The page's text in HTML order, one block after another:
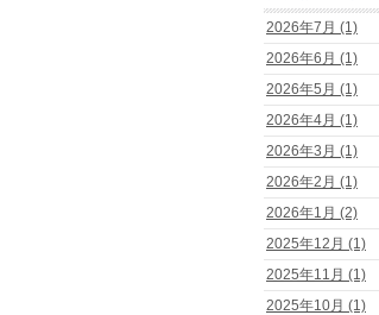
2026年7月 (1)
2026年6月 (1)
2026年5月 (1)
2026年4月 (1)
2026年3月 (1)
2026年2月 (1)
2026年1月 (2)
2025年12月 (1)
2025年11月 (1)
2025年10月 (1)